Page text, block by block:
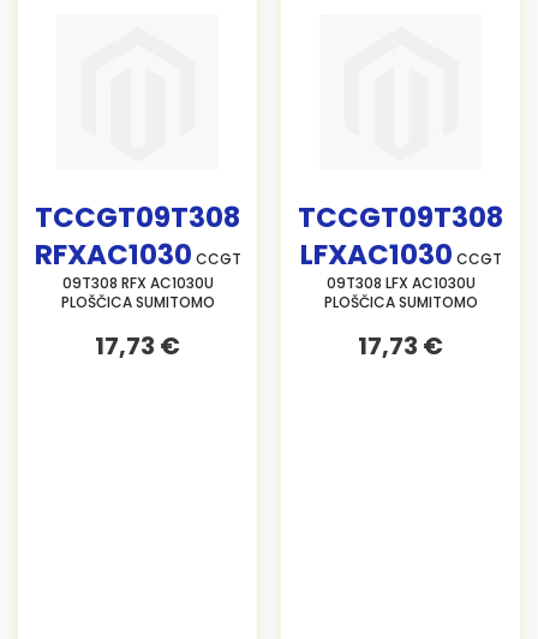
TCCGT09T308
RFXAC1030 CCGT
09T308 RFX AC1030U
PLOŠČICA SUMITOMO
17,73 €
TCCGT09T308
LFXAC1030 CCGT
09T308 LFX AC1030U
PLOŠČICA SUMITOMO
17,73 €